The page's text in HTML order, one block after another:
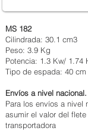
MS 182
Cilindrada: 30.1 cm3
Peso: 3.9 Kg
Potencia: 1.3 Kw/ 1.74
Tipo de espada: 40 cm
Envíos a nivel nacional.
Para los envíos a nivel
asumir el valor del
transportadora